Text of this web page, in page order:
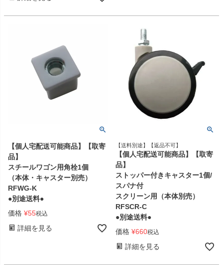
【個人宅配送可能商品】【取寄
品】
スチールワゴン用角栓1個
（本体・キャスター別売）
RFWG-K
●別途送料●
価格 ¥55税込
詳細を見る
【送料別途】【返品不可】
【個人宅配送可能商品】【取寄
品】
ストッパー付きキャスター1個/
スパナ付
スクリーン用（本体別売）
RFSCR-C
●別途送料●
価格 ¥660税込
詳細を見る